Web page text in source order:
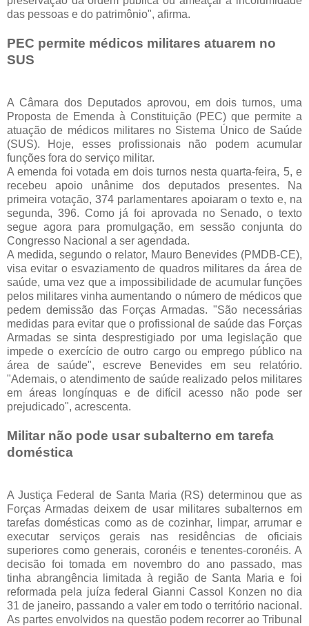
das pessoas e do patrimônio", afirma.
PEC permite médicos militares atuarem no
SUS
A Câmara dos Deputados aprovou, em dois turnos, uma
Proposta de Emenda à Constituição (PEC) que permite a
atuação de médicos militares no Sistema Único de Saúde
(SUS). Hoje, esses profissionais não podem acumular
funções fora do serviço militar.
A emenda foi votada em dois turnos nesta quarta-feira, 5, e
recebeu apoio unânime dos deputados presentes. Na
primeira votação, 374 parlamentares apoiaram o texto e, na
segunda, 396. Como já foi aprovada no Senado, o texto
segue agora para promulgação, em sessão conjunta do
Congresso Nacional a ser agendada.
A medida, segundo o relator, Mauro Benevides (PMDB-CE),
visa evitar o esvaziamento de quadros militares da área de
saúde, uma vez que a impossibilidade de acumular funções
pelos militares vinha aumentando o número de médicos que
pedem demissão das Forças Armadas. "São necessárias
medidas para evitar que o profissional de saúde das Forças
Armadas se sinta desprestigiado por uma legislação que
impede o exercício de outro cargo ou emprego público na
área de saúde", escreve Benevides em seu relatório.
"Ademais, o atendimento de saúde realizado pelos militares
em áreas longínquas e de difícil acesso não pode ser
prejudicado", acrescenta.
Militar não pode usar subalterno em tarefa
doméstica
A Justiça Federal de Santa Maria (RS) determinou que as
Forças Armadas deixem de usar militares subalternos em
tarefas domésticas como as de cozinhar, limpar, arrumar e
executar serviços gerais nas residências de oficiais
superiores como generais, coronéis e tenentes-coronéis. A
decisão foi tomada em novembro do ano passado, mas
tinha abrangência limitada à região de Santa Maria e foi
reformada pela juíza federal Gianni Cassol Konzen no dia
31 de janeiro, passando a valer em todo o território nacional.
As partes envolvidos na questão podem recorrer ao Tribunal